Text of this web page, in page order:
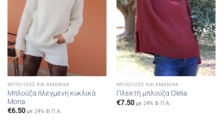
ΜΠΛΟΎΖΕΣ ΚΑΙ ΑΜΆΝΙΚΑ
Μπλούζα πλεγμένη κυκλικά
Mona
€6.50 με 24% Φ.Π.Α.
ΜΠΛΟΎΖΕΣ ΚΑΙ ΑΜΆΝΙΚΑ
Πλεκτή μπλούζα Clelia
€7.50 με 24% Φ.Π.Α.